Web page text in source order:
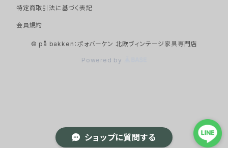
ショップに質問する
アームチェア
イージーチェア
２シーター
サイドテーブル
キャビネット・ストレージ
Borge Mogensen
特定商取引法に基づく表記
会員規約
© på bakken：ポォバーケン 北欧ヴィンテージ家具専門店
Powered by